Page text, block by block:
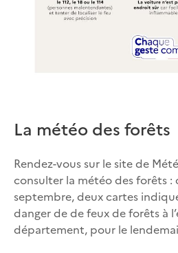
La météo des forêts
Rendez-vous sur le site de
consulter la météo des forêts :
septembre, deux cartes
danger de de feux de forêts à
département, pour le